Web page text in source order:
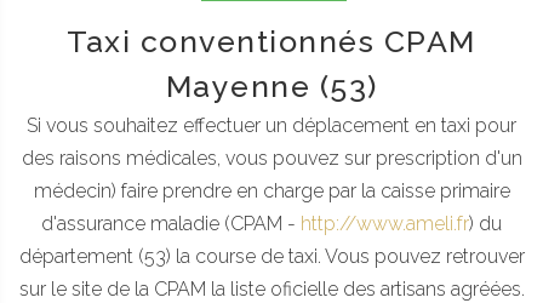
Taxi conventionnés CPAM
Mayenne (53)
Si vous souhaitez effectuer un déplacement en taxi pour
des raisons médicales, vous pouvez sur prescription d'un
médecin) faire prendre en charge par la caisse primaire
d'assurance maladie (CPAM - http://www.ameli.fr) du
département (53) la course de taxi. Vous pouvez retrouver
sur le site de la CPAM la liste oficielle des artisans agréées.